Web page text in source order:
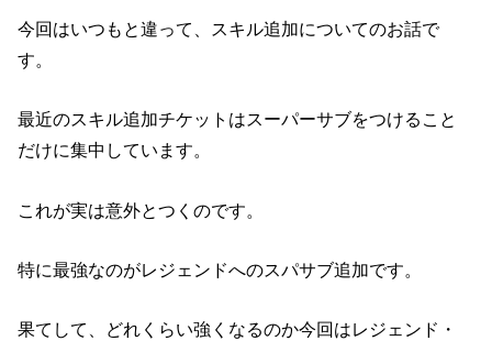
今回はいつもと違って、スキル追加についてのお話で
す。
最近のスキル追加チケットはスーパーサブをつけること
だけに集中しています。
これが実は意外とつくのです。
特に最強なのがレジェンドへのスパサブ追加です。
果てして、どれくらい強くなるのか今回はレジェンド・